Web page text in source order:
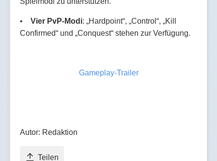
• Vier PvP-Modi: „Hardpoint“, „Control“, „Kill
Confirmed“ und „Conquest“ stehen zur Verfügung.
Gameplay-Trailer
Autor: Redaktion
Teilen